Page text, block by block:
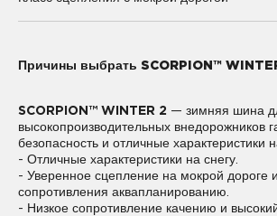
Причины выбрать SCORPION™
SCORPION™ WINTER 2 — зимняя шина
высокопроизводительных внедорожников
безопасность и отличные характеристики
- Отличные характеристики на снегу.
- Уверенное сцепление на мокрой дороге
сопротивления аквапланированию.
- Низкое сопротивление качению и